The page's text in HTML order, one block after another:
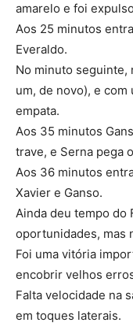
amarelo e foi
Aos 25 minutos
Everaldo.
No minuto seguinte,
um, de novo), e com
empata.
Aos 35 minutos
trave, e Serna pega
Aos 36 minutos
Xavier e Ganso.
Ainda deu tempo do
oportunidades, mas
Foi uma vitória
encobrir velhos
Falta velocidade na
em toques laterais.